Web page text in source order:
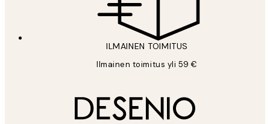
ILMAINEN TOIMITUS
Ilmainen toimitus yli 59 €